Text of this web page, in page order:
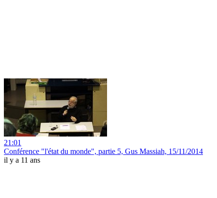
21:01
Conférence "l'état du monde", partie 5, Gus Massiah, 15/11/2014
il y a 11 ans